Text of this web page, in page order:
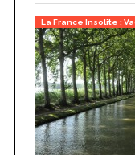
La France Insolite :